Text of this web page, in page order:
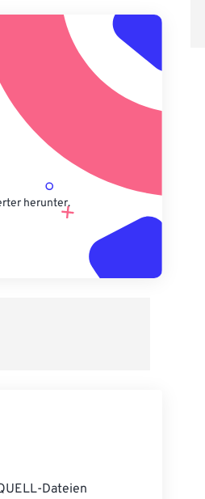
herunter.
Dateien